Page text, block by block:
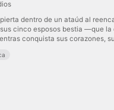
dentro de un ataúd al
cinco esposos bestia —que la
conquista sus corazones,